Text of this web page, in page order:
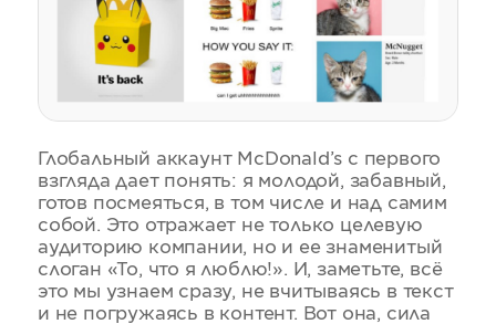
Глобальный аккаунт McDonald’s с первого
взгляда дает понять: я молодой, забавный,
готов посмеяться, в том числе и над самим
собой. Это отражает не только целевую
аудиторию компании, но и ее знаменитый
слоган «То, что я люблю!». И, заметьте, всё
это мы узнаем сразу, не вчитываясь в текст
и не погружаясь в контент. Вот она, сила